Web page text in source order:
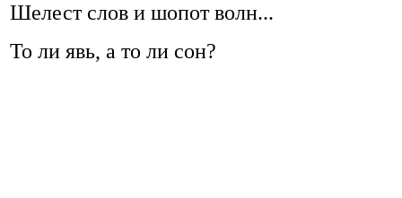
Шелест слов и шопот волн...
То ли явь, а то ли сон?